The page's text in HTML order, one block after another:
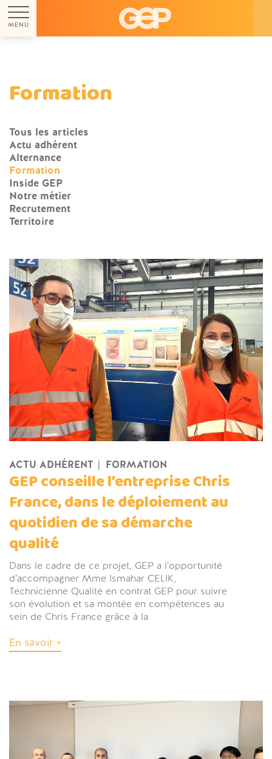
MENU
Formation
Tous les articles
Actu adhérent
Alternance
Formation
Inside GEP
Notre métier
Recrutement
Territoire
ACTU ADHÉRENT FORMATION
GEP conseille l’entreprise Chris
France, dans le déploiement au
quotidien de sa démarche
qualité
Dans le cadre de ce projet, GEP a l’opportunité
d’accompagner Mme Ismahar CELIK,
Technicienne Qualité en contrat GEP pour suivre
son évolution et sa montée en compétences au
sein de Chris France grâce à la
En savoir +